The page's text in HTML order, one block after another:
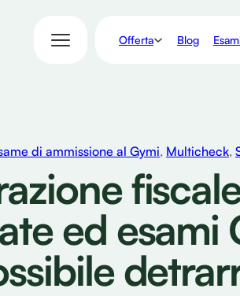
Offerta Blog
di ammissione al Gymi, Multicheck,
ed esami